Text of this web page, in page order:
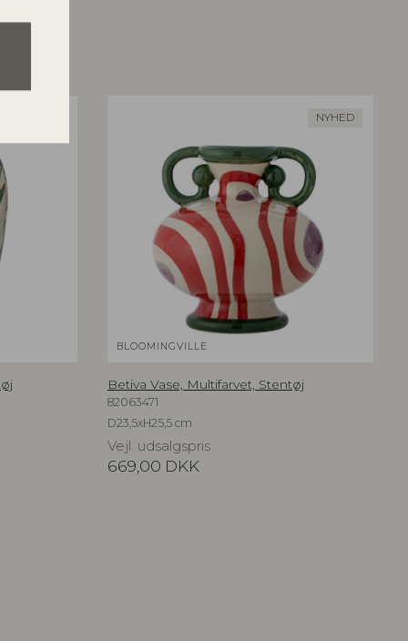
NYHED
BLOOMINGVILLE
Betiva Vase, Multifarvet, Stentøj
82063471
D23,5xH25,5 cm
Vejl. udsalgspris
669,00 DKK